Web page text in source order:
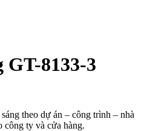
8133-3
theo dự án – công trình – nhà
công ty và cửa hàng.